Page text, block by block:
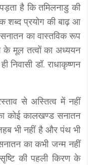
है कि तमिलनाडु की
शब्द प्रयोग की बाढ़ आ
का वास्तविक रूप
के मूल तत्वों का अध्ययन
निवासी डॉ. राधाकृष्णन
से अस्तित्व में नहीं
कोई कालखण्ड सनातन
भी नहीं है और पंथ भी
का कभी जन्म नहीं
की पहली किरण के